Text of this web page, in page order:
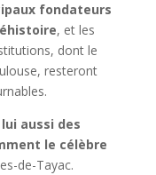
fondateurs
, et les
dont le
resteront
aussi des
le célèbre
de-Tayac.